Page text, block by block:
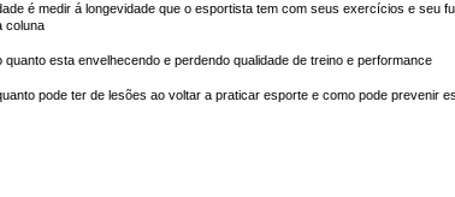
é medir á longevidade que o esportista tem com seus exercícios e seu
coluna
esta envelhecendo e perdendo qualidade de treino e performance
pode ter de lesões ao voltar a praticar esporte e como pode prevenir